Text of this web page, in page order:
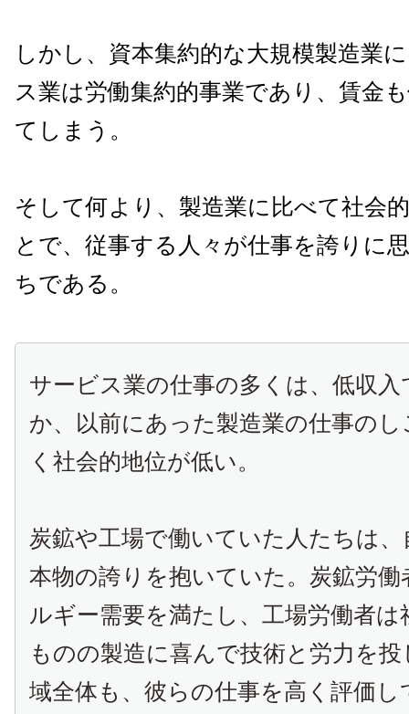
しかし、資本集約的な大規模製造業
ス業は労働集約的事業であり、賃金
てしまう。
そして何より、製造業に比べて社会
とで、従事する人々が仕事を誇りに
ちである。
サービス業の仕事の多くは、低収
か、以前にあった製造業の仕事の
く社会的地位が低い。
炭鉱や工場で働いていた人たちは
本物の誇りを抱いていた。炭鉱労
ルギー需要を満たし、工場労働者は
ものの製造に喜んで技術と労力を
域全体も、彼らの仕事を高く評価し